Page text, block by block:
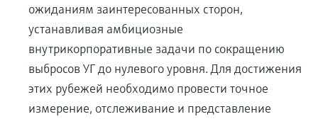
ожиданиям заинтересованных сторон,
устанавливая амбициозные
внутрикорпоративные задачи по сокращению
выбросов УГ до нулевого уровня. Для достижения
этих рубежей необходимо провести точное
измерение, отслеживание и представление